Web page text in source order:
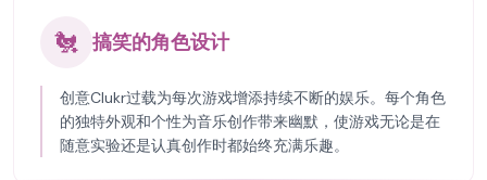
🐔 搞笑的角色设计
创意Clukr过载为每次游戏增添持续不断的娱乐。每个角色
的独特外观和个性为音乐创作带来幽默，使游戏无论是在
随意实验还是认真创作时都始终充满乐趣。